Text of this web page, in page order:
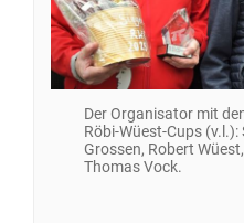
Der Organisator mit
Röbi-Wüest-Cups
Grossen, Robert
Thomas Vock.